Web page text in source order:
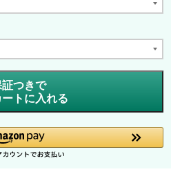
証つきで
ートに入れる